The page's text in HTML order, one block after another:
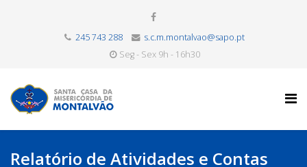
245 743 288
s.c.m.montalvao@sapo.pt
Seg - Sex 9h - 16h30
Relatório de Atividades e Contas